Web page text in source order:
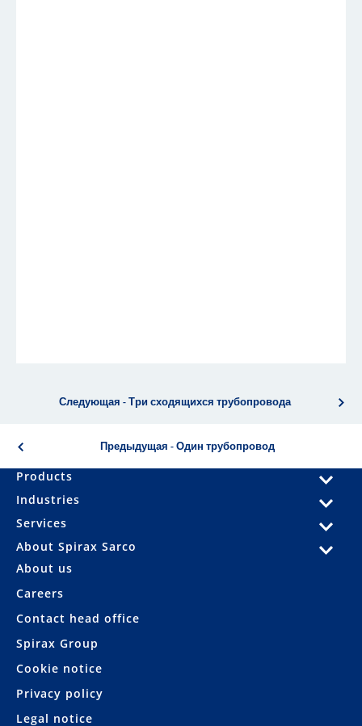
Предыдущая - Один трубопровод
Следующая - Три сходящихся трубопровода
Products
Industries
Services
About Spirax Sarco
About us
Careers
Contact head office
Spirax Group
Cookie notice
Privacy policy
Legal notice